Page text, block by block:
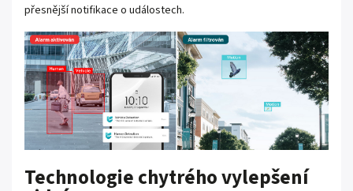
přesnější notifikace o událostech.
Technologie chytrého vylepšení